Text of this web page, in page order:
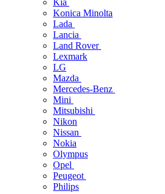
Kia
Konica Minolta
Lada
Lancia
Land Rover
Lexmark
LG
Mazda
Mercedes-Benz
Mini
Mitsubishi
Nikon
Nissan
Nokia
Olympus
Opel
Peugeot
Philips